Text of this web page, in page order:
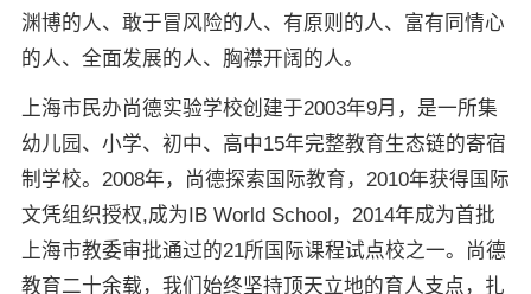
渊博的人、敢于冒风险的人、有原则的人、富有同情心
的人、全面发展的人、胸襟开阔的人。
上海市民办尚德实验学校创建于2003年9月，是一所集
幼儿园、小学、初中、高中15年完整教育生态链的寄宿
制学校。2008年，尚德探索国际教育，2010年获得国际
文凭组织授权,成为IB World School，2014年成为首批
上海市教委审批通过的21所国际课程试点校之一。尚德
教育二十余载，我们始终坚持顶天立地的育人支点，扎